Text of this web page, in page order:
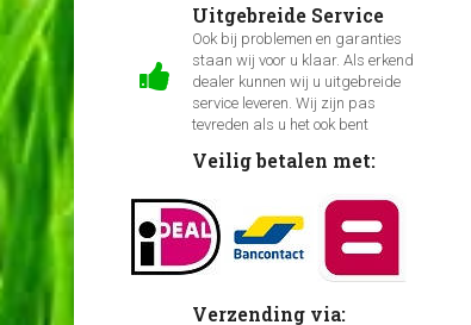
Uitgebreide Service
Ook bij problemen en garanties
staan wij voor u klaar. Als erkend
dealer kunnen wij u uitgebreide
service leveren. Wij zijn pas
tevreden als u het ook bent
Veilig betalen met:
Verzending via: